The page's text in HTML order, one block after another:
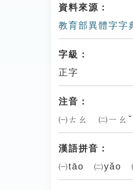
資料來源：
教育部異體字字
字級：
正字
注音：
㈠ㄊㄠ ㈡ㄧㄠ
漢語拼音：
㈠tāo ㈡yǎo